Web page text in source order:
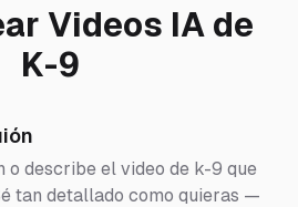
Videos IA de
K-9
o describe el video de k-9 que
tan detallado como quieras —